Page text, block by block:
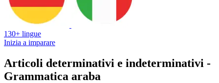
130+ lingue
Inizia a imparare
Articoli determinativi e indeterminativi -
Grammatica araba